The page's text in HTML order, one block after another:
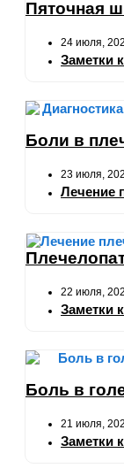
Пяточная
24 июля,
Заметки
Боли в
23 июля,
Лечение
22 июля,
Заметки
Боль в
21 июля,
Заметки